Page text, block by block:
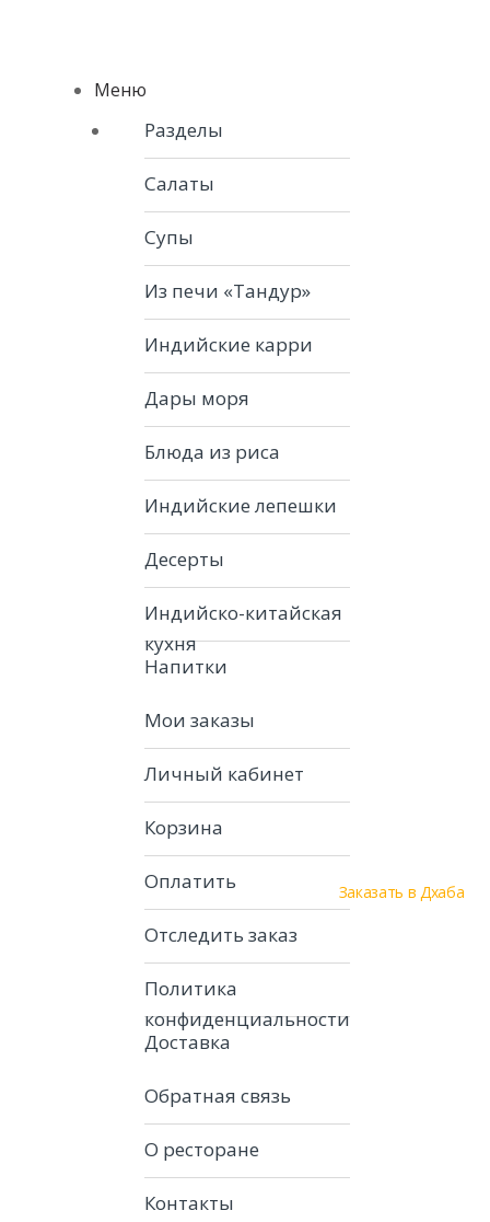
Меню
Разделы
Салаты
Супы
Из печи «Тандур»
Индийские карри
Дары моря
Блюда из риса
Индийские лепешки
Десерты
Индийско-китайская
кухня
Напитки
Мои заказы
Личный кабинет
Корзина
Оплатить
Отследить заказ
Политика
конфиденциальности
Доставка
Обратная связь
О ресторане
Контакты
Заказать в Дхаба